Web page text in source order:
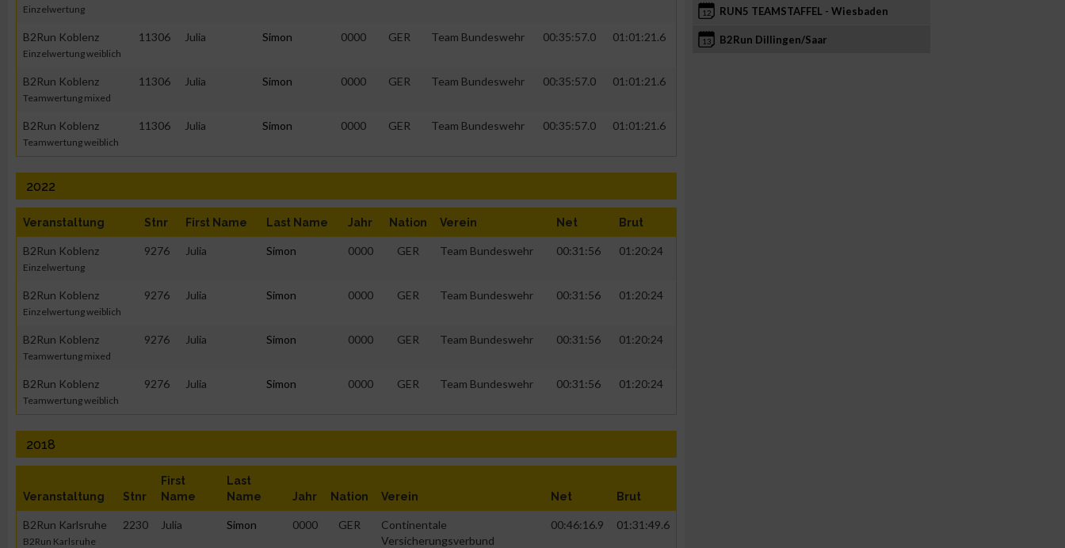
Einzelwertung
B2Run Koblenz
Einzelwertung weiblich
11306 Julia Simon 0000 GER Team Bundeswehr 00:35:57.0 01:01:21.6
B2Run Koblenz
Teamwertung mixed
11306 Julia Simon 0000 GER Team Bundeswehr 00:35:57.0 01:01:21.6
B2Run Koblenz
Teamwertung weiblich
11306 Julia Simon 0000 GER Team Bundeswehr 00:35:57.0 01:01:21.6
2022
Veranstaltung Stnr First Name Last Name Jahr Nation Verein Net Brut
B2Run Koblenz
Einzelwertung
9276 Julia Simon 0000 GER Team Bundeswehr 00:31:56 01:20:24
B2Run Koblenz
Einzelwertung weiblich
9276 Julia Simon 0000 GER Team Bundeswehr 00:31:56 01:20:24
B2Run Koblenz
Teamwertung mixed
9276 Julia Simon 0000 GER Team Bundeswehr 00:31:56 01:20:24
B2Run Koblenz
Teamwertung weiblich
9276 Julia Simon 0000 GER Team Bundeswehr 00:31:56 01:20:24
2018
Veranstaltung Stnr
First
Name
Last
Name
Jahr Nation Verein Net Brut
B2Run Karlsruhe
B2Run Karlsruhe
2230 Julia Simon 0000 GER
Continentale
Versicherungsverbund
00:46:16.9 01:31:49.6
12 RUN5 TEAMSTAFFEL - Wiesbaden
13 B2Run Dillingen/Saar